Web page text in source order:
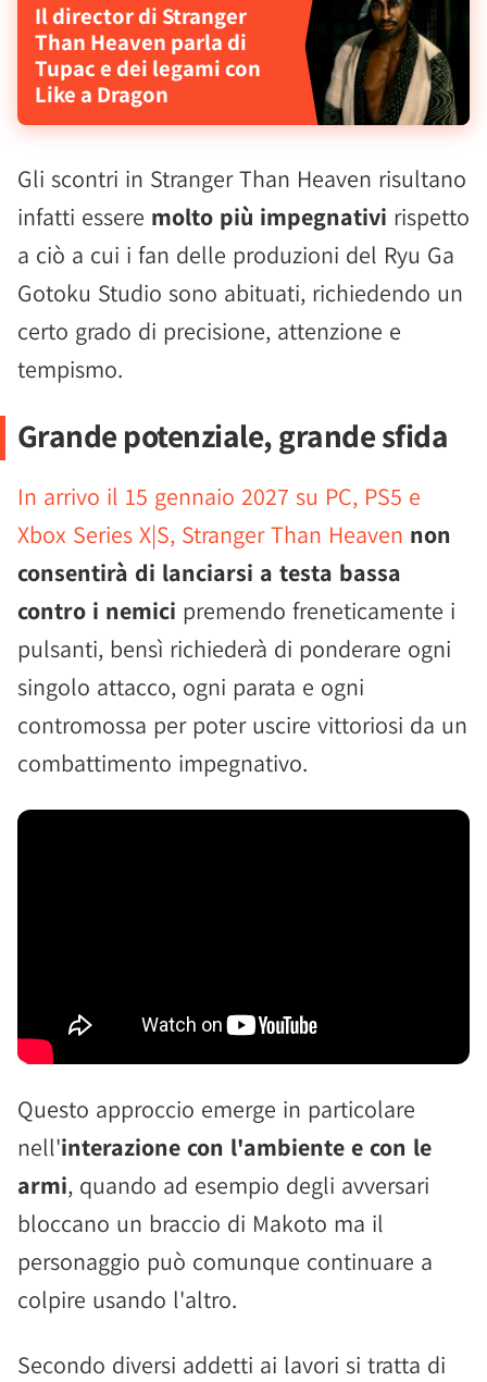
Il director di Stranger
Than Heaven parla di
Tupac e dei legami con
Like a Dragon
Gli scontri in Stranger Than Heaven risultano
infatti essere molto più impegnativi rispetto
a ciò a cui i fan delle produzioni del Ryu Ga
Gotoku Studio sono abituati, richiedendo un
certo grado di precisione, attenzione e
tempismo.
Grande potenziale, grande sfida
In arrivo il 15 gennaio 2027 su PC, PS5 e
Xbox Series X|S, Stranger Than Heaven non
consentirà di lanciarsi a testa bassa
contro i nemici premendo freneticamente i
pulsanti, bensì richiederà di ponderare ogni
singolo attacco, ogni parata e ogni
contromossa per poter uscire vittoriosi da un
combattimento impegnativo.
Questo approccio emerge in particolare
nell'interazione con l'ambiente e con le
armi, quando ad esempio degli avversari
bloccano un braccio di Makoto ma il
personaggio può comunque continuare a
colpire usando l'altro.
Secondo diversi addetti ai lavori si tratta di